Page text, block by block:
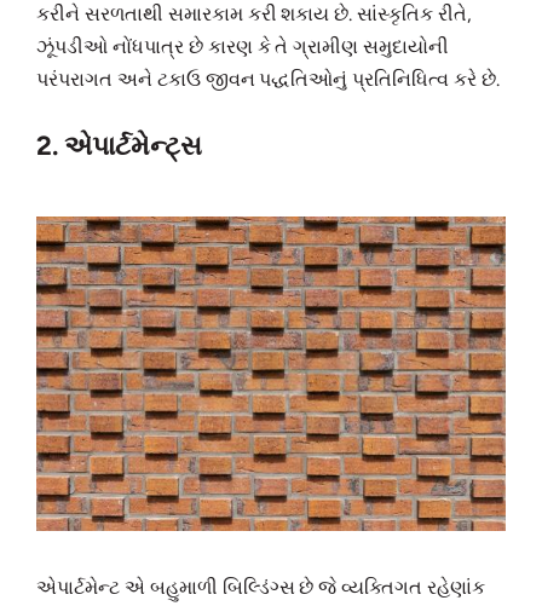
કરીને સરળતાથી સમારકામ કરી શકાય છે. સાંસ્કૃતિક રીતે,
ઝૂંપડીઓ નોંધપાત્ર છે કારણ કે તે ગ્રામીણ સમુદાયોની
પરંપરાગત અને ટકાઉ જીવન પદ્ધતિઓનું પ્રતિનિધિત્વ કરે છે.
2. એપાર્ટમેન્ટ્સ
એપાર્ટમેન્ટ એ બહુમાળી બિલ્ડિંગ્સ છે જે વ્યક્તિગત રહેણાંક